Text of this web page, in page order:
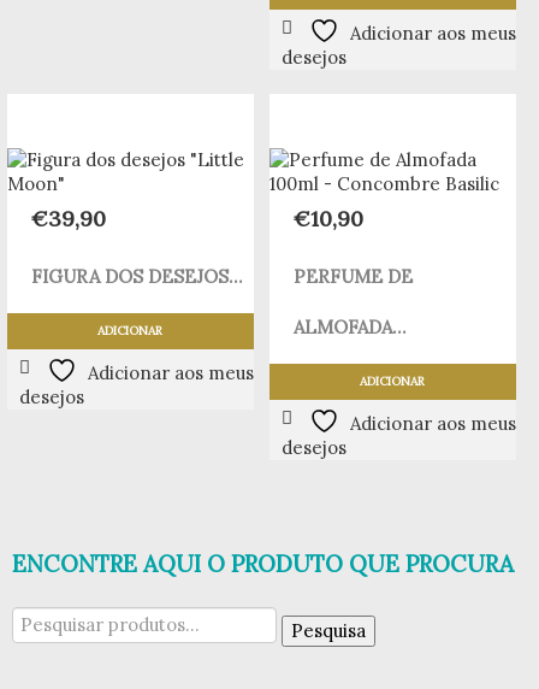
Adicionar aos meus
desejos
€39,90
FIGURA DOS DESEJOS...
ADICIONAR
Adicionar aos meus
desejos
€10,90
PERFUME DE
ALMOFADA...
ADICIONAR
Adicionar aos meus
desejos
ENCONTRE AQUI O PRODUTO QUE PROCURA
Pesquisar
por:
Pesquisa